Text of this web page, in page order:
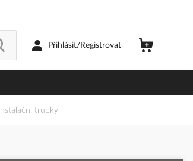
Přihlásit/Registrovat
Instalační trubky